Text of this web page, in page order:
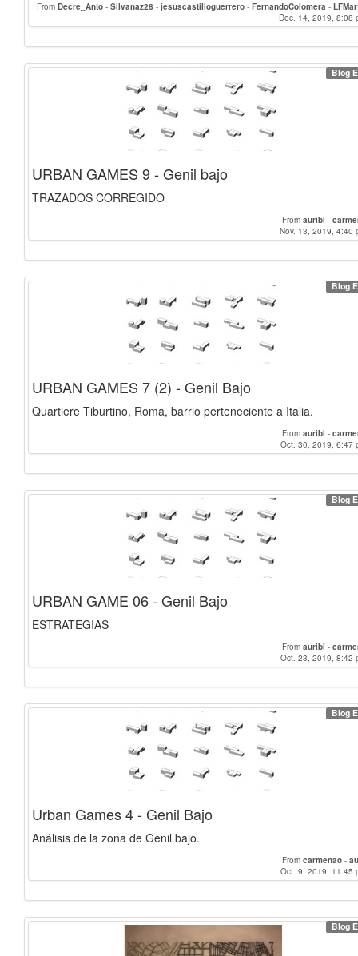
From Decre_Anto - Silvanaz28 - jesuscastilloguerrero - FernandoColomera -
Juandewv-
YamilaMeleroMartin-jlremacho-catala1999-carlosespases-
Dec. 14, 2019, 8:08
Blog
URBAN GAMES 9 - Genil bajo
TRAZADOS CORREGIDO
From auribl -
Nov. 13, 2019, 4:40
Blog
URBAN GAMES 7 (2) - Genil Bajo
Quartiere Tiburtino, Roma, barrio perteneciente a Italia.
From auribl -
Oct. 30, 2019, 6:47
Blog
URBAN GAME 06 - Genil Bajo
ESTRATEGIAS
From auribl -
Oct. 23, 2019, 8:42
Blog
Urban Games 4 - Genil Bajo
Análisis de la zona de Genil bajo.
From carmenao -
Oct. 9, 2019, 11:45
Blog